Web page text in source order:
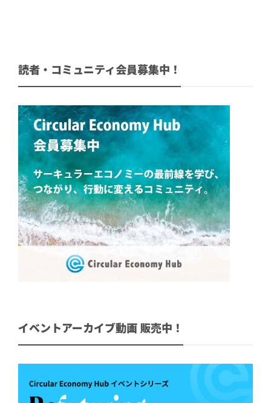
読者・コミュニティ会員募集中！
イベントアーカイブ動画 販売中！